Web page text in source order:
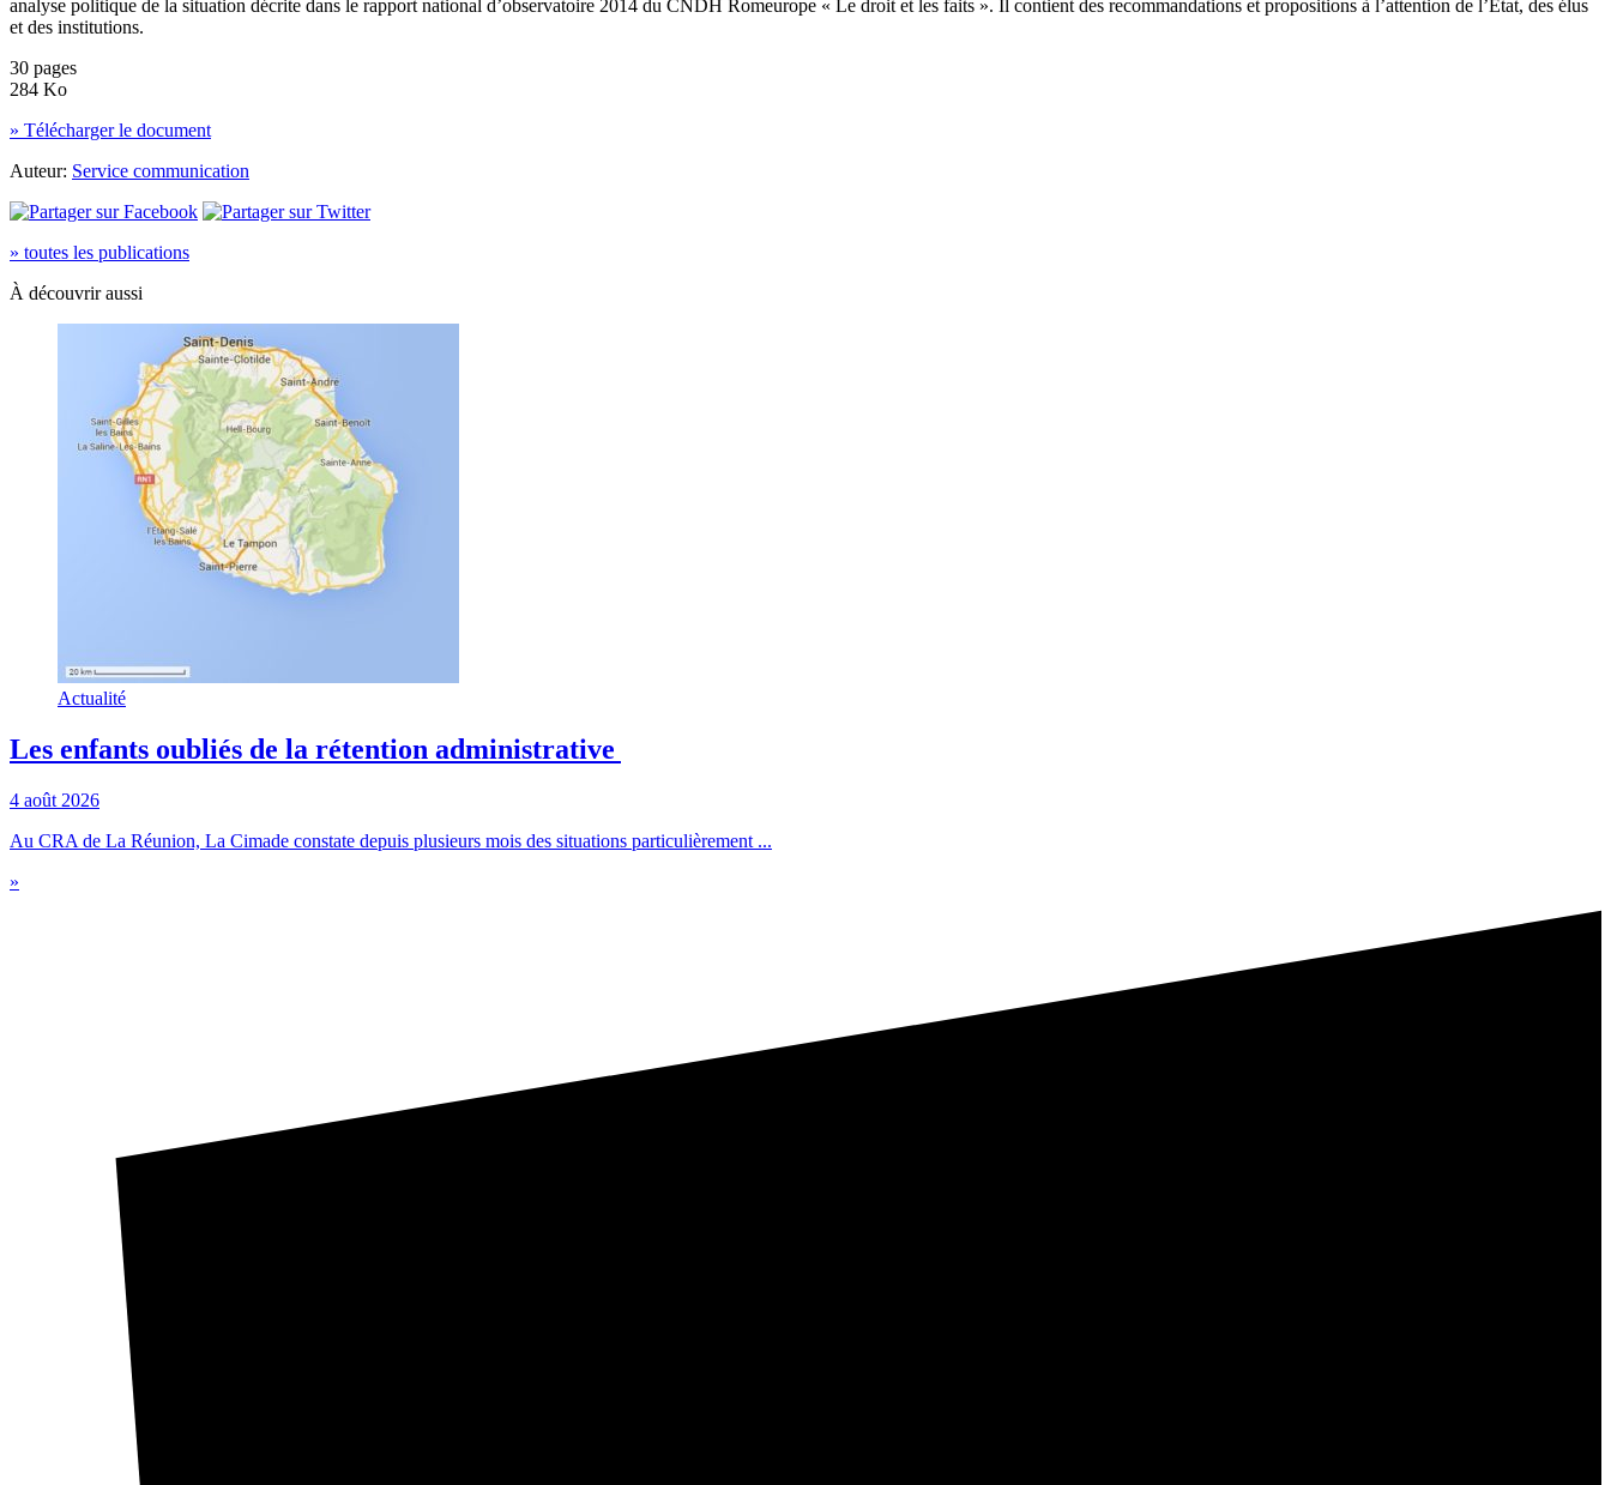
analyse politique de la situation décrite dans le rapport national d’observatoire 2014 du CNDH Romeurope « Le droit et les faits ». Il contient des recommandations et propositions à l’attention de l’Etat, des élus
et des institutions.
30 pages
284 Ko
» Télécharger le document
Auteur: Service communication
» toutes les publications
À découvrir aussi
Actualité
Les enfants oubliés de la rétention administrative
4 août 2026
Au CRA de La Réunion, La Cimade constate depuis plusieurs mois des situations particulièrement ...
»